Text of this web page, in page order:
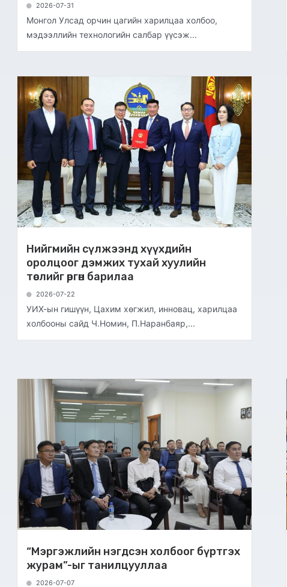
2026-07-31
Монгол Улсад орчин цагийн харилцаа холбоо,
мэдээллийн технологийн салбар үүсэж...
Нийгмийн сүлжээнд хүүхдийн
оролцоог дэмжих тухай хуулийн
төслийг өргөн барилаа
2026-07-22
УИХ-ын гишүүн, Цахим хөгжил, инновац, харилцаа
холбооны сайд Ч.Номин, П.Наранбаяр,...
“Мэргэжлийн нэгдсэн холбоог бүртгэх
журам”-ыг танилцууллаа
2026-07-07